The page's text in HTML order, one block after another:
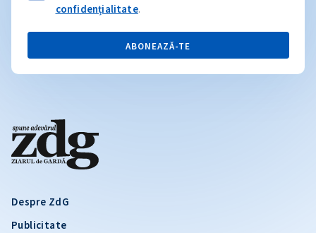
Despre ZdG
Publicitate
confidențialitate.
ABONEAZĂ-TE